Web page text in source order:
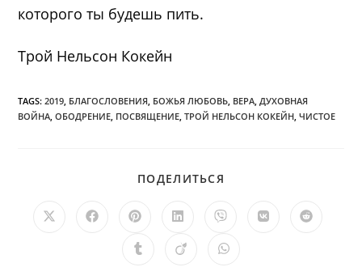
которого ты будешь пить.
Трой Нельсон Кокейн
TAGS:2019 БЛАГОСЛОВЕНИЯ БОЖЬЯ ЛЮБОВЬ ВЕРА ДУХОВНАЯ
ВОЙНА ОБОДРЕНИЕ ПОСВЯЩЕНИЕ ТРОЙ НЕЛЬСОН КОКЕЙН ЧИСТОЕ
ПОДЕЛИТЬСЯ
Открывается
Открывается
новом
Открывается
в
новом
Открывается
новом
Открывается
новом
Открывается
Открывается
ОткрываетсяОткрывается